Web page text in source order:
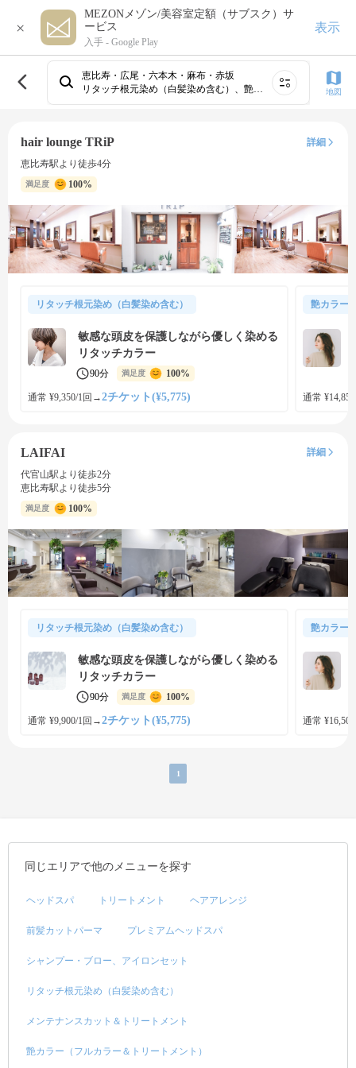
×
MEZONメゾン/美容室定額（サブスク）サ
ービス
入手 - Google Play
表示
恵比寿・広尾・六本木・麻布・赤坂
地図
hair lounge TRiP
詳細
恵比寿駅より徒歩4分
満足度 100%
リタッチ根元染め（白髪染め含む）
敏感な頭皮を保護しながら優しく染める
リタッチカラー
90分 満足度 100%
通常 ¥9,350/1回 →2チケット(¥5,775)
艶カラー
通常
LAIFAI
詳細
代官山駅より徒歩2分
恵比寿駅より徒歩5分
満足度 100%
リタッチ根元染め（白髪染め含む）
敏感な頭皮を保護しながら優しく染める
リタッチカラー
90分 満足度 100%
通常 ¥9,900/1回 →2チケット(¥5,775)
艶カラー
通常
1
同じエリアで他のメニューを探す
ヘッドスパ トリートメント ヘアアレンジ
前髪カットパーマ プレミアムヘッドスパ
シャンプー・ブロー、アイロンセット
リタッチ根元染め（白髪染め含む）
メンテナンスカット＆トリートメント
艶カラー（フルカラー＆トリートメント）